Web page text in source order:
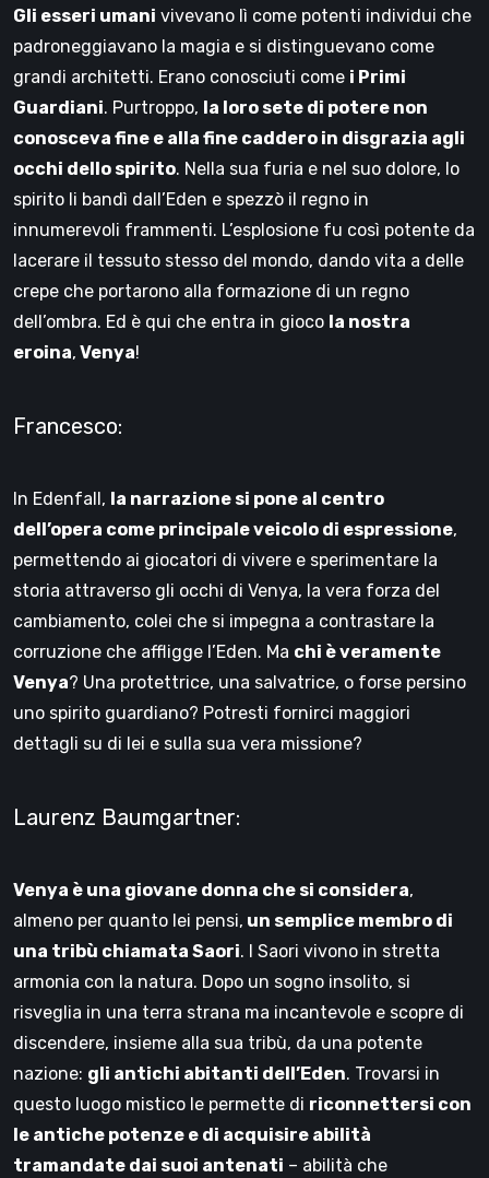
Gli esseri umani vivevano lì come potenti individui che
padroneggiavano la magia e si distinguevano come
grandi architetti. Erano conosciuti come i Primi
Guardiani. Purtroppo, la loro sete di potere non
conosceva fine e alla fine caddero in disgrazia agli
occhi dello spirito. Nella sua furia e nel suo dolore, lo
spirito li bandì dall’Eden e spezzò il regno in
innumerevoli frammenti. L’esplosione fu così potente da
lacerare il tessuto stesso del mondo, dando vita a delle
crepe che portarono alla formazione di un regno
dell’ombra. Ed è qui che entra in gioco la nostra
eroina, Venya!
Francesco:
In Edenfall, la narrazione si pone al centro
dell’opera come principale veicolo di espressione,
permettendo ai giocatori di vivere e sperimentare la
storia attraverso gli occhi di Venya, la vera forza del
cambiamento, colei che si impegna a contrastare la
corruzione che affligge l’Eden. Ma chi è veramente
Venya? Una protettrice, una salvatrice, o forse persino
uno spirito guardiano? Potresti fornirci maggiori
dettagli su di lei e sulla sua vera missione?
Laurenz Baumgartner:
Venya è una giovane donna che si considera,
almeno per quanto lei pensi, un semplice membro di
una tribù chiamata Saori. I Saori vivono in stretta
armonia con la natura. Dopo un sogno insolito, si
risveglia in una terra strana ma incantevole e scopre di
discendere, insieme alla sua tribù, da una potente
nazione: gli antichi abitanti dell’Eden. Trovarsi in
questo luogo mistico le permette di riconnettersi con
le antiche potenze e di acquisire abilità
tramandate dai suoi antenati – abilità che